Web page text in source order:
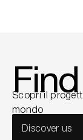
Scopri il
mondo
Discover us